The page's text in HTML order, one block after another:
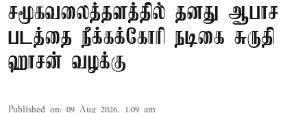
சமூகவலைத்தளத்தில் தனது ஆபாச
படத்தை நீக்கக்கோரி நடிகை சுருதி
ஹாசன் வழக்கு
Published on: 09 Aug 2026, 1:09 am